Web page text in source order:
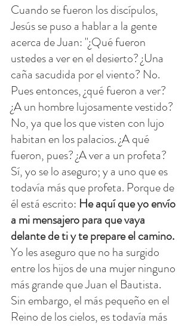
Cuando se fueron los discípulos,
Jesús se puso a hablar a la gente
acerca de Juan: "¿Qué fueron
ustedes a ver en el desierto? ¿Una
caña sacudida por el viento? No.
Pues entonces, ¿qué fueron a ver?
¿A un hombre lujosamente vestido?
No, ya que los que visten con lujo
habitan en los palacios. ¿A qué
fueron, pues? ¿A ver a un profeta?
Sí, yo se lo aseguro; y a uno que es
todavía más que profeta. Porque de
él está escrito: He aquí que yo envío
a mi mensajero para que vaya
delante de ti y te prepare el camino.
Yo les aseguro que no ha surgido
entre los hijos de una mujer ninguno
más grande que Juan el Bautista.
Sin embargo, el más pequeño en el
Reino de los cielos, es todavía más